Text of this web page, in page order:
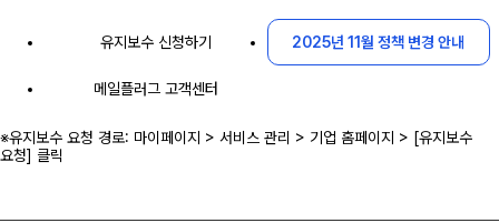
유지보수 신청하기 2025년 11월 정책 변경 안내
메일플러그 고객센터
※유지보수 요청 경로: 마이페이지 > 서비스 관리 > 기업 홈페이지 > [유지보수
요청] 클릭